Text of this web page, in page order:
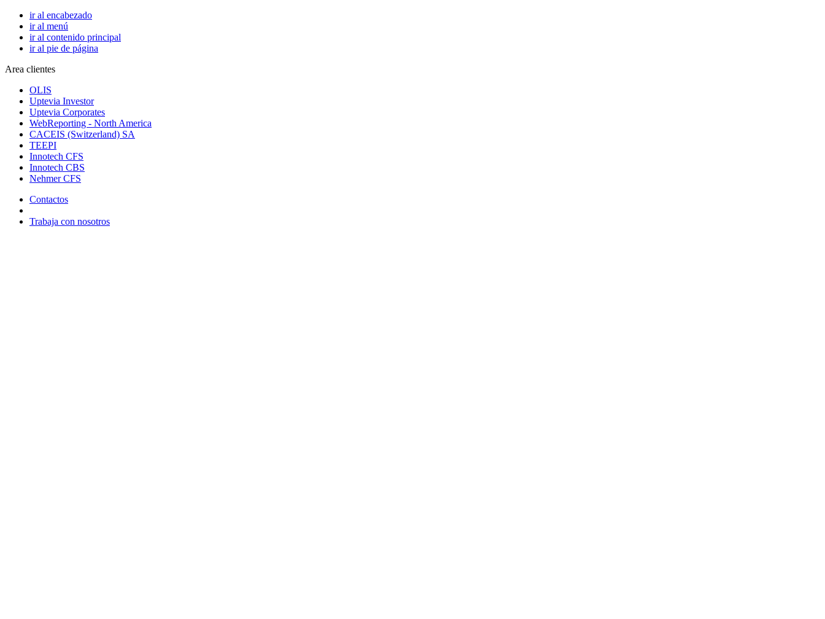
ir al encabezado
ir al menú
ir al contenido principal
ir al pie de página
Area clientes
OLIS
Uptevia Investor
Uptevia Corporates
WebReporting - North America
CACEIS (Switzerland) SA
TEEPI
Innotech CFS
Innotech CBS
Nehmer CFS
Contactos
Trabaja con nosotros